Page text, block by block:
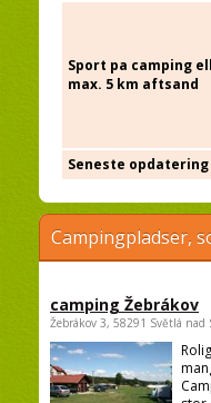
Sport pa camping
max. 5 km aftsand
Seneste opdatering
Campingpladser,
camping Žebrákov
Žebrákov 3, 58291 Světlá nad